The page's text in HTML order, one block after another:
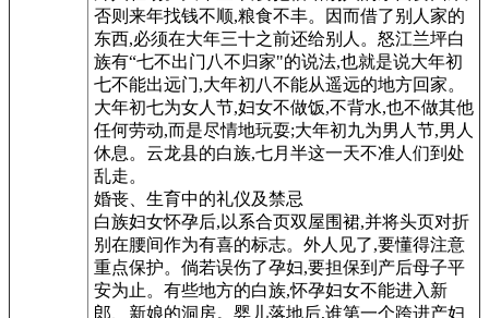
否则来年找钱不顺,粮食不丰。因而借了别人家的
东西,必须在大年三十之前还给别人。怒江兰坪白
族有“七不出门八不归家"的说法,也就是说大年初
七不能出远门,大年初八不能从遥远的地方回家。
大年初七为女人节,妇女不做饭,不背水,也不做其他
任何劳动,而是尽情地玩耍;大年初九为男人节,男人
休息。云龙县的白族,七月半这一天不准人们到处
乱走。
婚丧、生育中的礼仪及禁忌
白族妇女怀孕后,以系合页双屋围裙,并将头页对折
别在腰间作为有喜的标志。外人见了,要懂得注意
重点保护。倘若误伤了孕妇,要担保到产后母子平
安为止。有些地方的白族,怀孕妇女不能进入新
郎、新娘的洞房。婴儿落地后,谁第一个跨进产妇